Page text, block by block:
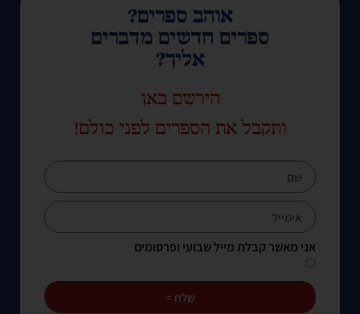
אוהב ספרים?
ספרים חדשים מדברים
אליך?
הירשם כאן
ותקבל את הספרים לפני כולם!
אני מאשר קבלת מייל שבועי ופרסומים
שלח >